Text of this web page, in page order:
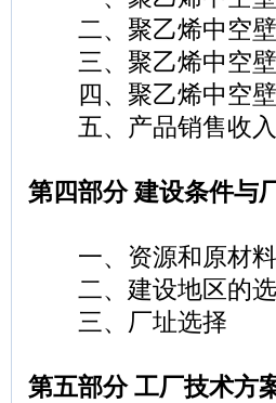
二、聚乙烯中空壁
三、聚乙烯中空壁
四、聚乙烯中空壁
五、产品销售收入
第四部分 建设条件与
一、资源和原材料
二、建设地区的
三、厂址选择
第五部分 工厂技术方